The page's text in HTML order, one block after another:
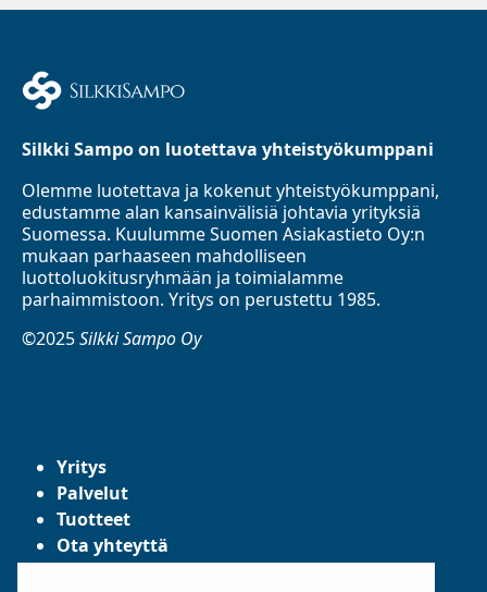
Silkki Sampo on luotettava yhteistyökumppani
Olemme luotettava ja kokenut yhteistyökumppani,
edustamme alan kansainvälisiä johtavia yrityksiä
Suomessa. Kuulumme Suomen Asiakastieto Oy:n
mukaan parhaaseen mahdolliseen
luottoluokitusryhmään ja toimialamme
parhaimmistoon. Yritys on perustettu 1985.
©2025Silkki Sampo Oy
Yritys
Palvelut
Tuotteet
Ota yhteyttä